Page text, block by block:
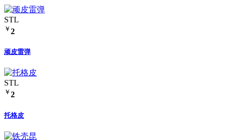
STL
￥ 2
顽皮雷弹
STL
￥ 2
托格皮